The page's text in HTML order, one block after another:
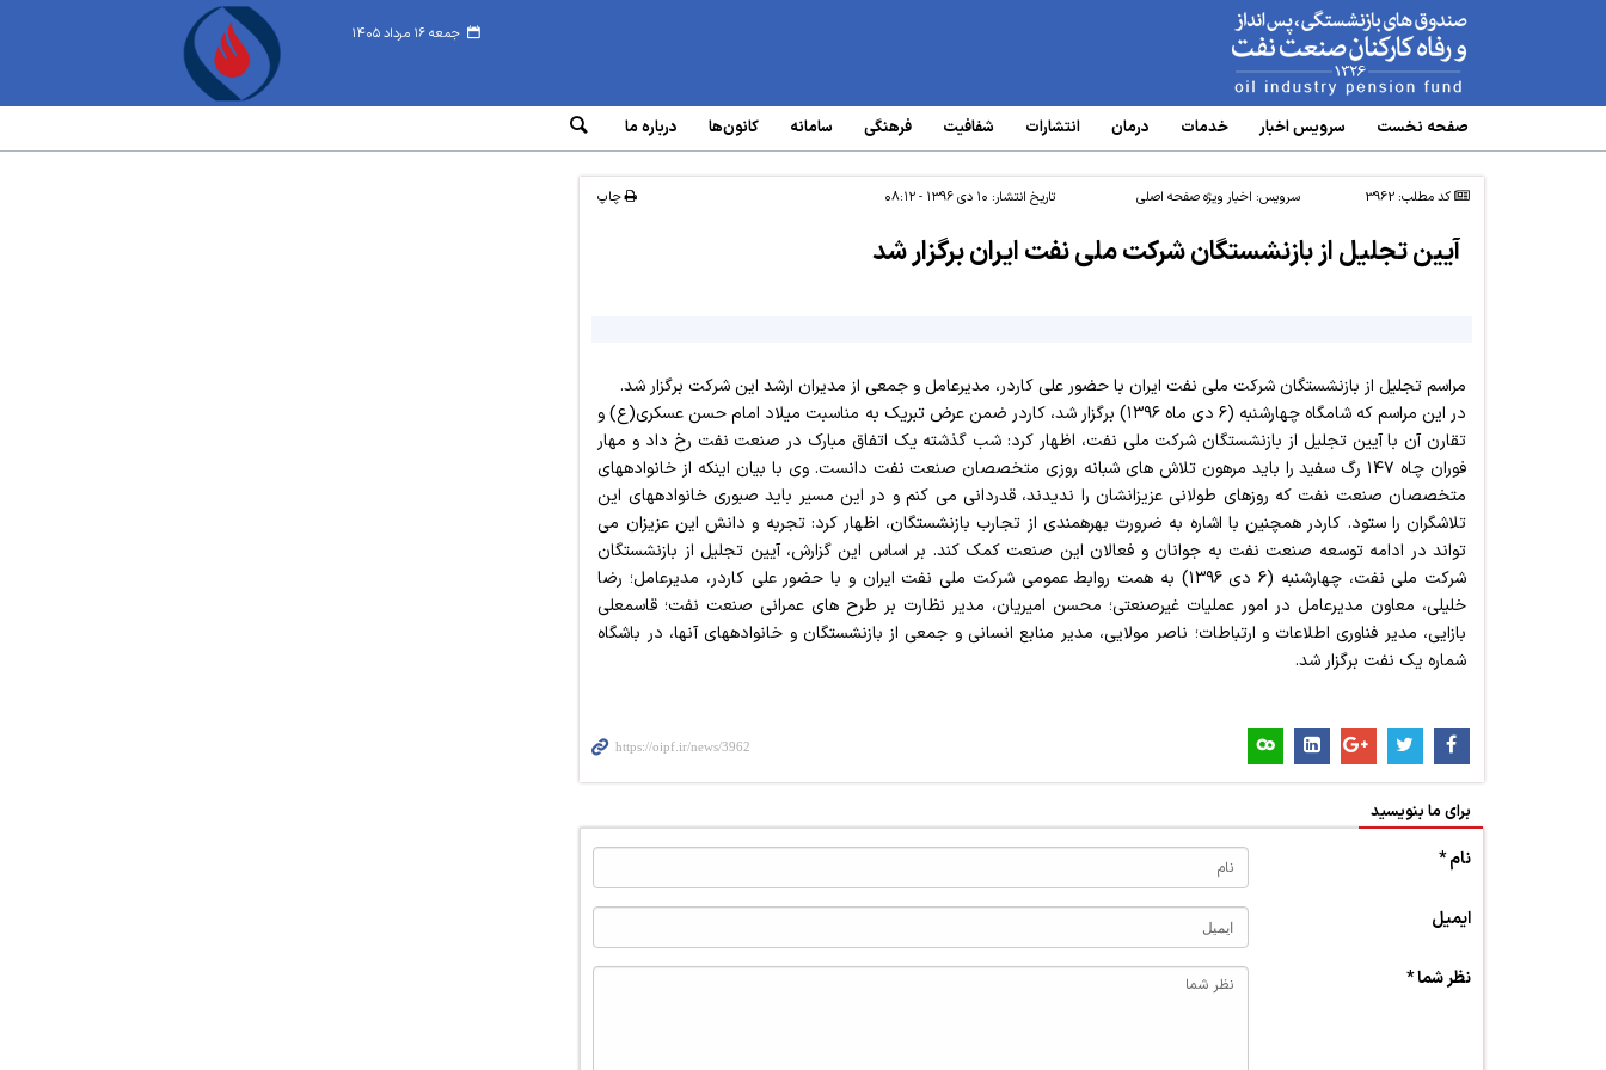
جمعه ۱۶ مرداد ۱۴۰۵ www.oipf.ir
صفحه نخست سرویس‌ اخبار خدمات درمان انتشارات شفافیت فرهنگی سامانه‌ کانون‌ها درباره ما
کد مطلب: 3962 سرویس: اخبار ویژه صفحه اصلی تاریخ انتشار: ۱۰ دی ۱۳۹۶ - ۰۸:۱۲ چاپ
آیین تجلیل از بازنشستگان شرکت ملی نفت ایران برگزار شد
مراسم تجلیل از بازنشستگان شرکت ملی نفت ایران با حضور علی کاردر، مدیرعامل و جمعی از مدیران ارشد این شرکت برگزار شد.
در این مراسم که شامگاه چهارشنبه (۶ دی ماه ۱۳۹۶) برگزار شد، کاردر ضمن عرض تبریک به مناسبت میلاد امام حسن عسکری(ع) و
تقارن آن با آیین تجلیل از بازنشستگان شرکت ملی نفت، اظهار کرد: شب گذشته یک اتفاق مبارک در صنعت نفت رخ داد و مهار
فوران چاه ۱۴۷ رگ سفید را باید مرهون تلاش های شبانه روزی متخصصان صنعت نفت دانست. وی با بیان اینکه از خانواده‎های
متخصصان صنعت نفت که روزهای طولانی عزیزانشان را ندیدند، قدردانی می کنم و در این مسیر باید صبوری خانواده‎های این
تلاشگران را ستود. کاردر همچنین با اشاره به ضرورت بهره‎مندی از تجارب بازنشستگان، اظهار کرد: تجربه و دانش این عزیزان می
تواند در ادامه توسعه صنعت نفت به جوانان و فعالان این صنعت کمک کند. بر اساس این گزارش، آیین تجلیل از بازنشستگان
شرکت ملی نفت، چهارشنبه (۶ دی ۱۳۹۶) به همت روابط عمومی شرکت ملی نفت ایران و با حضور علی کاردر، مدیرعامل؛ رضا
خلیلی، معاون مدیرعامل در امور عملیات غیرصنعتی؛ محسن امیریان، مدیر نظارت بر طرح های عمرانی صنعت نفت؛ قاسمعلی
بازایی، مدیر فناوری اطلاعات و ارتباطات؛ ناصر مولایی، مدیر منابع انسانی و جمعی از بازنشستگان و خانواده‎های آنها، در باشگاه
شماره یک نفت برگزار شد.
برای ما بنویسید
نام *
ایمیل
نظر شما *